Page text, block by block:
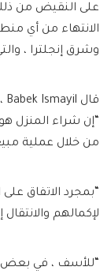
على النقيض من
وشرق إنجلترا ، والتي كل
“إن شراء المنزل
من خلال عملية
“بمجرد الاتفاق
لإكمالهم
“للأسف ، في بعض